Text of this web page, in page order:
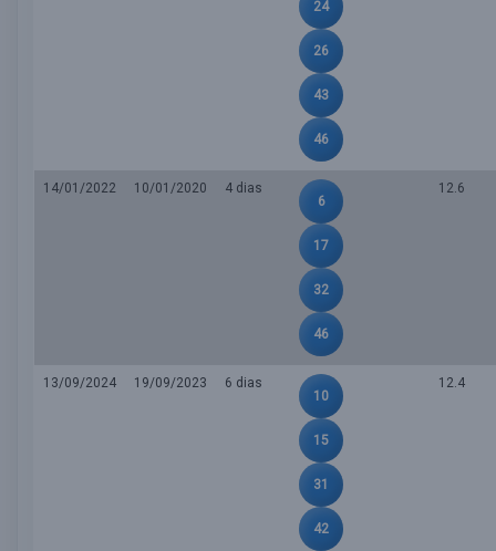
24
26
43
46
14/01/2022 10/01/2020
4 dias
6
17
32
46
12.6
13/09/2024 19/09/2023
6 dias
10
15
31
42
12.4